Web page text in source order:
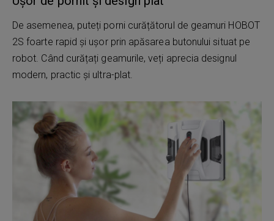
De asemenea, puteți porni curățătorul de geamuri HOBOT
2S foarte rapid și ușor prin apăsarea butonului situat pe
robot. Când curățați geamurile, veți aprecia designul
modern, practic și ultra-plat.